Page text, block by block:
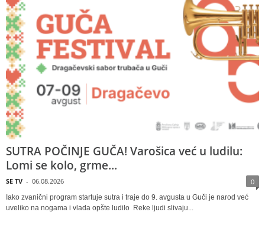
SUTRA POČINJE GUČA! Varošica već u ludilu:
Lomi se kolo, grme...
SE TV - 06.08.2026 0
Iako zvanični program startuje sutra i traje do 9. avgusta u Guči je narod već
uveliko na nogama i vlada opšte ludilo Reke ljudi slivaju...